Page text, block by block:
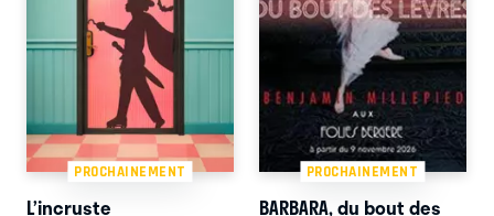
PROCHAINEMENT
L’incruste
PROCHAINEMENT
BARBARA, du bout des